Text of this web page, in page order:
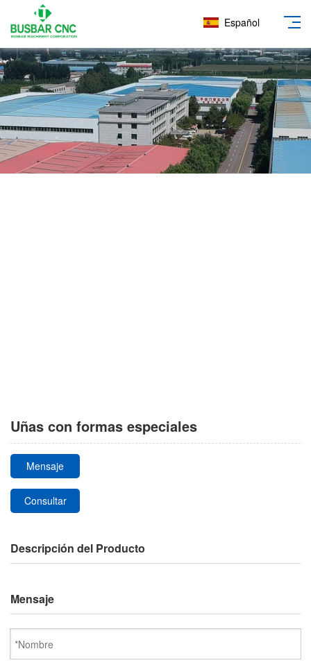
Español
Uñas con formas especiales
Mensaje
Consultar
Descripción del Producto
Mensaje